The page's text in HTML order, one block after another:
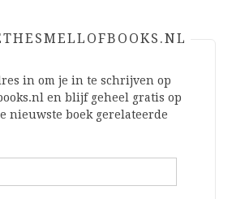
in om je in te schrijven op
en blijf geheel gratis op
nieuwste boek gerelateerde